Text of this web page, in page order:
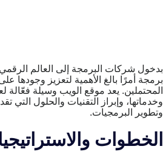
بدخول شركات البرمجة إلى العالم
برمجة أمرًا بالغ الأهمية لتعزيز وجودها
المحتملين. يعد موقع الويب وسيلة
وخدماتها، وإبراز التقنيات والحلول التي
وتطوير البرمجيات.
الخطوات